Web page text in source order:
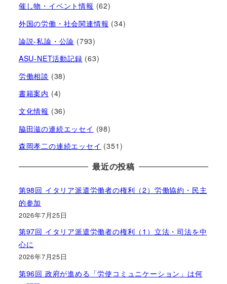
催し物・イベント情報 (62)
外国の労働・社会関連情報 (34)
論説-私論・公論 (793)
ASU-NET活動記録 (63)
労働相談 (38)
書籍案内 (4)
文化情報 (36)
脇田滋の連続エッセイ (98)
森岡孝二の連続エッセイ (351)
最近の投稿
第98回 イタリア派遣労働者の権利（2）労働協約・民主
的参加
2026年7月25日
第97回 イタリア派遣労働者の権利（1）立法・司法を中
心に
2026年7月25日
第96回 政府が進める「労使コミュニケーション」は何